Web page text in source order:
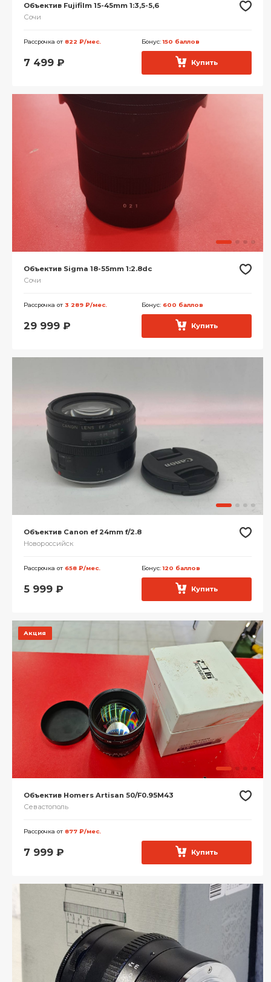
Объектив Fujifilm 15-45mm 1:3,5-5,6
Сочи
Рассрочка от 822 ₽/мес. Бонус:150 баллов
7 499 ₽ Купить
Объектив Sigma 18-55mm 1:2.8dc
Сочи
Рассрочка от 3 289 ₽/мес. Бонус: 600 баллов
29 999 ₽ Купить
Объектив Canon ef 24mm f/2.8
Новороссийск
Рассрочка от 658 ₽/мес. Бонус:120 баллов
5 999 ₽ Купить
Акция
Объектив Homers Artisan 50/F0.95M43
Севастополь
Рассрочка от 877 ₽/мес.
7 999 ₽ Купить